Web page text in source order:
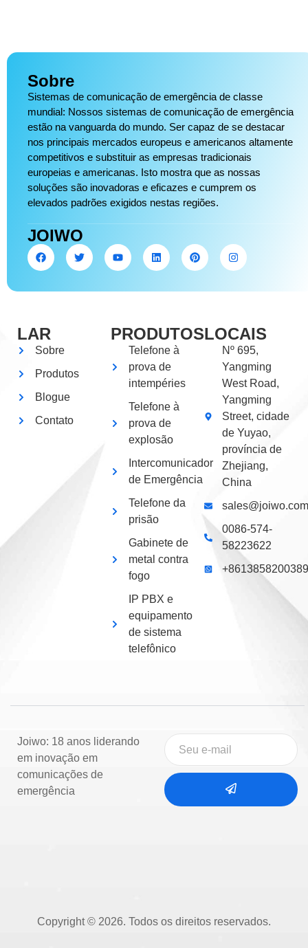
Sobre
Sistemas de comunicação de emergência de classe
mundial: Nossos sistemas de comunicação de emergência
estão na vanguarda do mundo. Ser capaz de se destacar
nos principais mercados europeus e americanos altamente
competitivos e substituir as empresas tradicionais
europeias e americanas. Isto mostra que as nossas
soluções são inovadoras e eficazes e cumprem os
elevados padrões exigidos nestas regiões.
JOIWO
LAR
Sobre
Produtos
Blogue
Contato
PRODUTOS
Telefone à
prova de
intempéries
Telefone à
prova de
explosão
Intercomunicador
de Emergência
Telefone da
prisão
Gabinete de
metal contra
fogo
IP PBX e
equipamento
de sistema
telefônico
LOCAIS
Nº 695,
Yangming
West Road,
Yangming
Street, cidade
de Yuyao,
província de
Zhejiang,
China
sales@joiwo.com
0086-574-
58223622
+8613858200389
Joiwo: 18 anos liderando
em inovação em
comunicações de
emergência
Copyright © 2026. Todos os direitos reservados.